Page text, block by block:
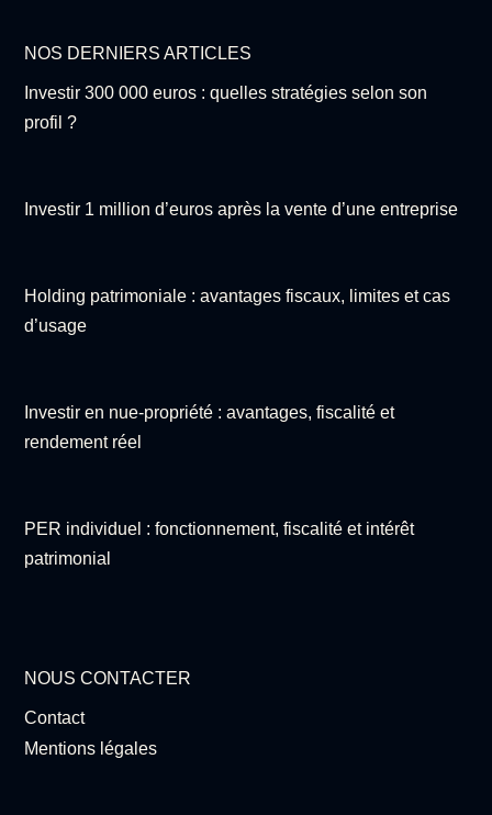
NOS DERNIERS ARTICLES
Investir 300 000 euros : quelles stratégies selon son
profil ?
Investir 1 million d’euros après la vente d’une entreprise
Holding patrimoniale : avantages fiscaux, limites et cas
d’usage
Investir en nue-propriété : avantages, fiscalité et
rendement réel
PER individuel : fonctionnement, fiscalité et intérêt
patrimonial
NOUS CONTACTER
Contact
Mentions légales